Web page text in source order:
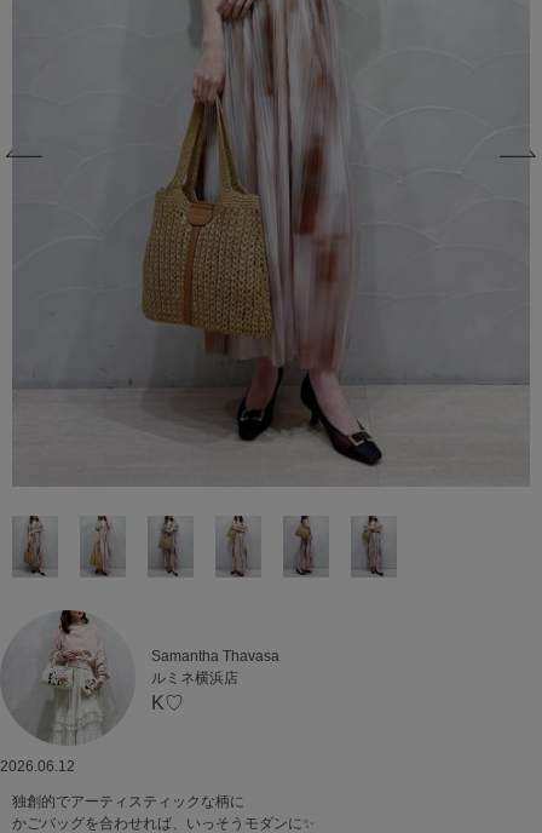
Samantha Thavasa
ルミネ横浜店
K♡
2026.06.12
独創的でアーティスティックな柄に
かごバッグを合わせれば、いっそうモダンに✨